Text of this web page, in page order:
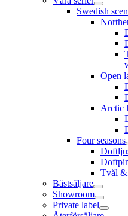
Swedish
Open
Arctic
Four seasons
Tvål &
Bästsäljare
Showroom
Private label